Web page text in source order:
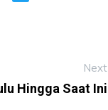
Next
Hingga Saat Ini